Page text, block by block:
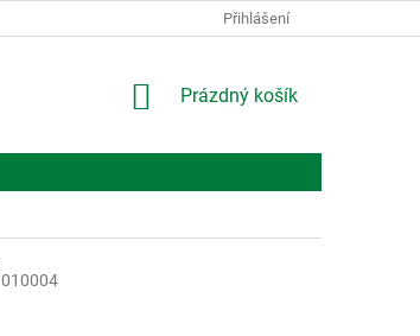
Přihlášení
NÁKUPNÍ
Prázdný košík
010004